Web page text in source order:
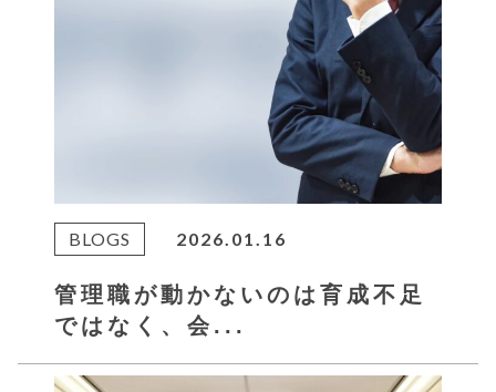
BLOGS 2026.01.16
管理職が動かないのは育成不足
ではなく、会...